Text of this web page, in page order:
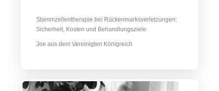
Stammzellentherapie bei Rückenmarksverletzungen:
Sicherheit, Kosten und Behandlungsziele
Joe aus dem Vereinigten Königreich